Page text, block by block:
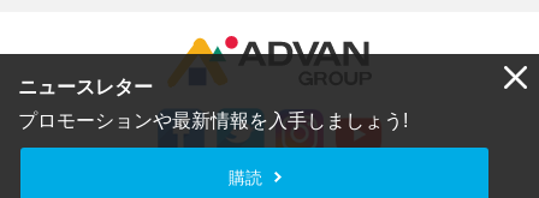
ニュースレター
プロモーションや最新情報を入手しましょう!
購読